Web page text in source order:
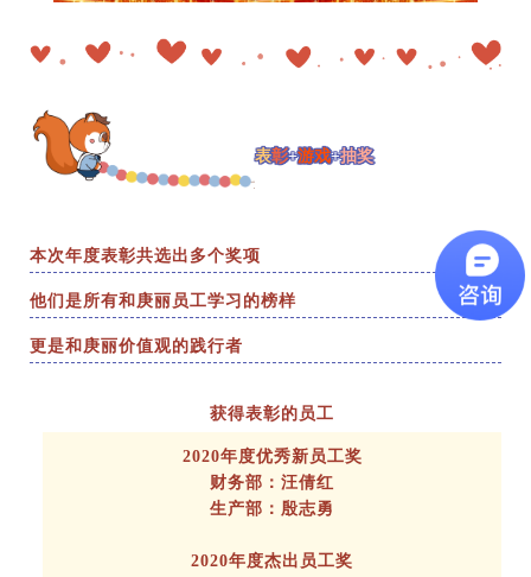
表彰+游戏+抽奖
本次年度表彰共选出多个奖项
他们是所有和庚丽员工学习的榜样
更是和庚丽价值观的践行者
获得表彰的员工
2020年度优秀新员工奖
财务部：汪倩红
生产部：殷志勇
2020年度杰出员工奖